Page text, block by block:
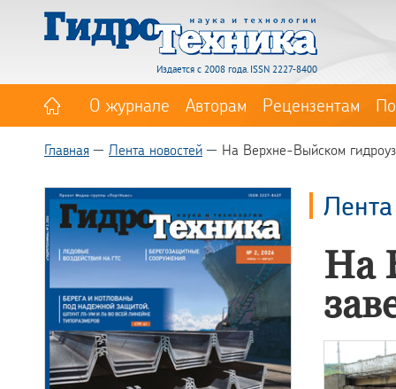
Издается с 2008 года. ISSN 2227-8400
О журнале Авторам Рецензентам
Главная Лента новостей На Верхне-Выйском
На